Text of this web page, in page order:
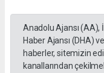
Anadolu Ajansı (AA),
Haber Ajansı (DHA)
haberler, sitemizin
kanallarından